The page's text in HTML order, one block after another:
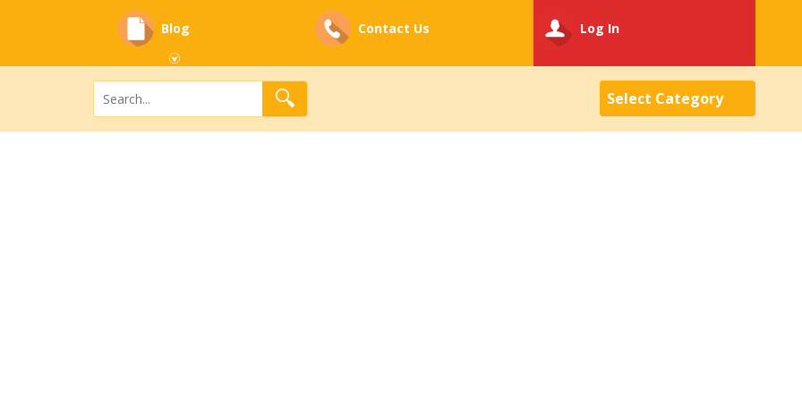
Blog Contact Us Log In
Select Category